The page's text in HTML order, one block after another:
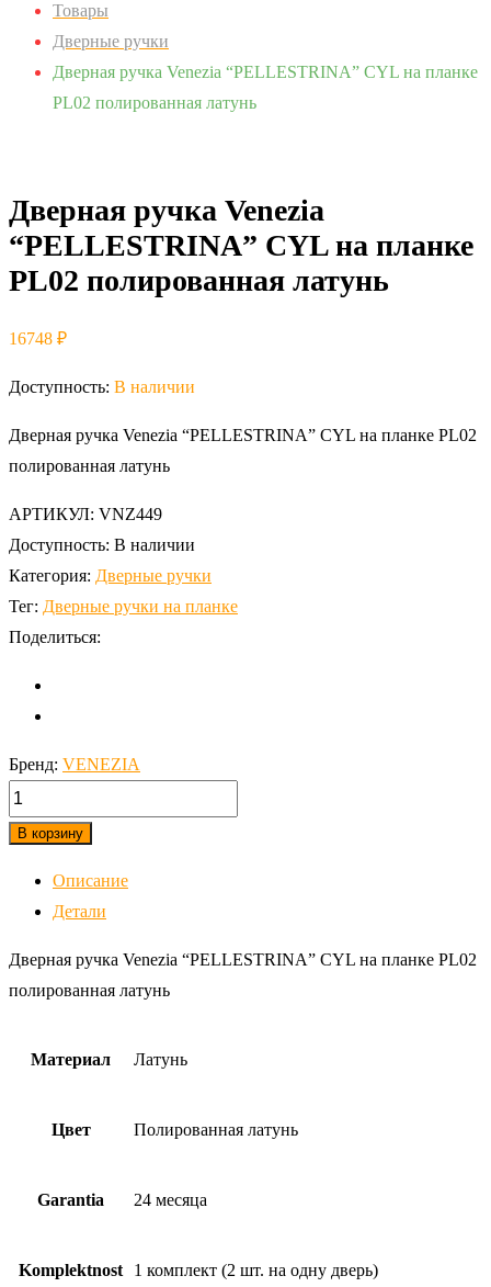
Товары
Дверные ручки
Дверная ручка Venezia “PELLESTRINA” CYL на планке
PL02 полированная латунь
Дверная ручка Venezia
“PELLESTRINA” CYL на планке
PL02 полированная латунь
16748 ₽
Доступность: В наличии
Дверная ручка Venezia “PELLESTRINA” CYL на планке PL02
полированная латунь
АРТИКУЛ: VNZ449
Доступность: В наличии
Категория: Дверные ручки
Тег: Дверные ручки на планке
Поделиться:
Бренд: VENEZIA
количество,
Дверная
Venezia
"PELLESTRINA"
полированная
В корзину
Описание
Детали
Дверная ручка Venezia “PELLESTRINA” CYL на планке PL02
полированная латунь
Материал Латунь
Цвет Полированная латунь
Garantia 24 месяца
Komplektnost 1 комплект (2 шт. на одну дверь)